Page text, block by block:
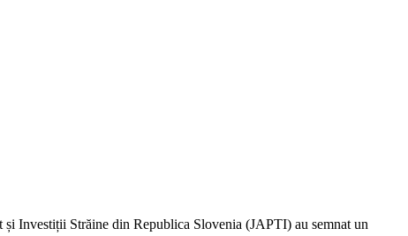
Investiții Străine din Republica Slovenia (JAPTI) au semnat un